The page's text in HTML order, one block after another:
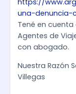
https://
una-denuncia-
Tené en cuenta
Agentes de
con abogado.
Nuestra Razón
Villegas